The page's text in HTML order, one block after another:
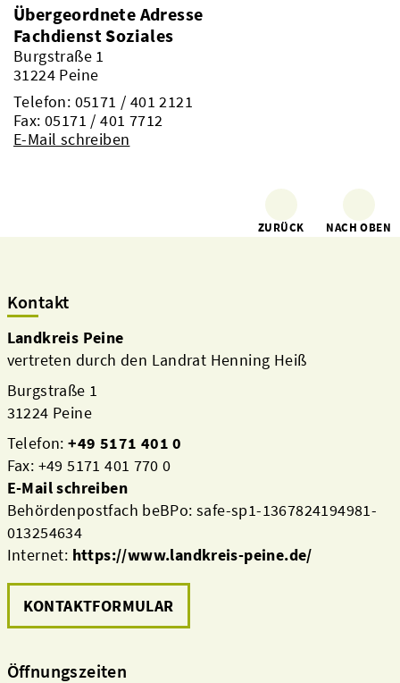
Übergeordnete Adresse
Fachdienst Soziales
Burgstraße 1
31224 Peine
Telefon: 05171 / 401 2121
Fax: 05171 / 401 7712
E-Mail schreiben
ZURÜCK NACH OBEN
Kontakt
Landkreis Peine
vertreten durch den Landrat Henning Heiß
Burgstraße 1
31224 Peine
Telefon:+49 5171 401 0
Fax: +49 5171 401 770 0
E-Mail schreiben
Behördenpostfach beBPo: safe-sp1-1367824194981-
013254634
Internet: https://www.landkreis-peine.de/
KONTAKTFORMULAR
Öffnungszeiten